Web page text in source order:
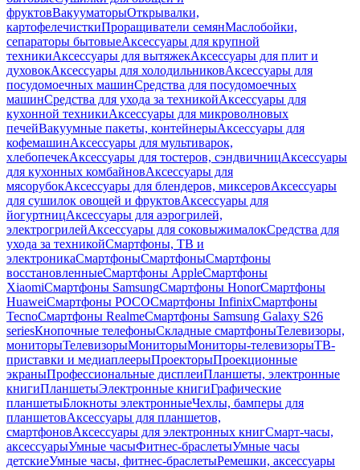
фруктовВакууматорыОткрывалки,
картофелечисткиПроращиватели семянМаслобойки,
сепараторы бытовыеАксессуары для крупной
техникиАксессуары для вытяжекАксессуары для плит и
духовокАксессуары для холодильниковАксессуары для
посудомоечных машинСредства для посудомоечных
машинСредства для ухода за техникойАксессуары для
кухонной техникиАксессуары для микроволновых
печейВакуумные пакеты, контейнерыАксессуары для
кофемашинАксессуары для мультиварок,
хлебопечекАксессуары для тостеров, сэндвичницАксессуары
для кухонных комбайновАксессуары для
мясорубокАксессуары для блендеров, миксеровАксессуары
для сушилок овощей и фруктовАксессуары для
йогуртницАксессуары для аэрогрилей,
электрогрилейАксессуары для соковыжималокСредства для
ухода за техникойСмартфоны, ТВ и
электроникаСмартфоныСмартфоныСмартфоны
восстановленныеСмартфоны AppleСмартфоны
XiaomiСмартфоны SamsungСмартфоны HonorСмартфоны
HuaweiСмартфоны POCOСмартфоны InfinixСмартфоны
TecnoСмартфоны RealmeСмартфоны Samsung Galaxy S26
seriesКнопочные телефоныСкладные смартфоныТелевизоры,
мониторыТелевизорыМониторыМониторы-телевизорыТВ-
приставки и медиаплеерыПроекторыПроекционные
экраныПрофессиональные дисплеиПланшеты, электронные
книгиПланшетыЭлектронные книгиГрафические
планшетыБлокноты электронныеЧехлы, бамперы для
планшетовАксессуары для планшетов,
смартфоновАксессуары для электронных книгСмарт-часы,
аксессуарыУмные часыФитнес-браслетыУмные часы
детскиеУмные часы, фитнес-браслетыРемешки, аксессуары